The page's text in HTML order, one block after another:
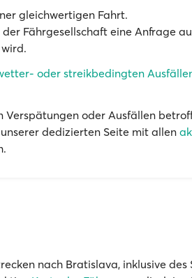
gleichwertigen Fahrt.
der Fährgesellschaft eine Anfrage
oder streikbedingten
Verspätungen oder Ausfällen
dedizierten Seite mit allen
nach Bratislava, inklusive des